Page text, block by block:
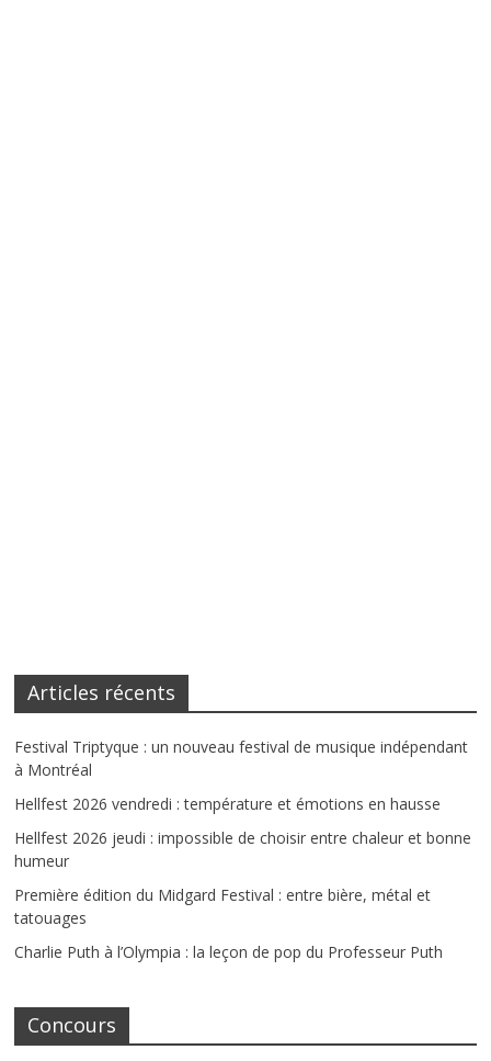
Articles récents
Festival Triptyque : un nouveau festival de musique indépendant
à Montréal
Hellfest 2026 vendredi : température et émotions en hausse
Hellfest 2026 jeudi : impossible de choisir entre chaleur et bonne
humeur
Première édition du Midgard Festival : entre bière, métal et
tatouages
Charlie Puth à l’Olympia : la leçon de pop du Professeur Puth
Concours